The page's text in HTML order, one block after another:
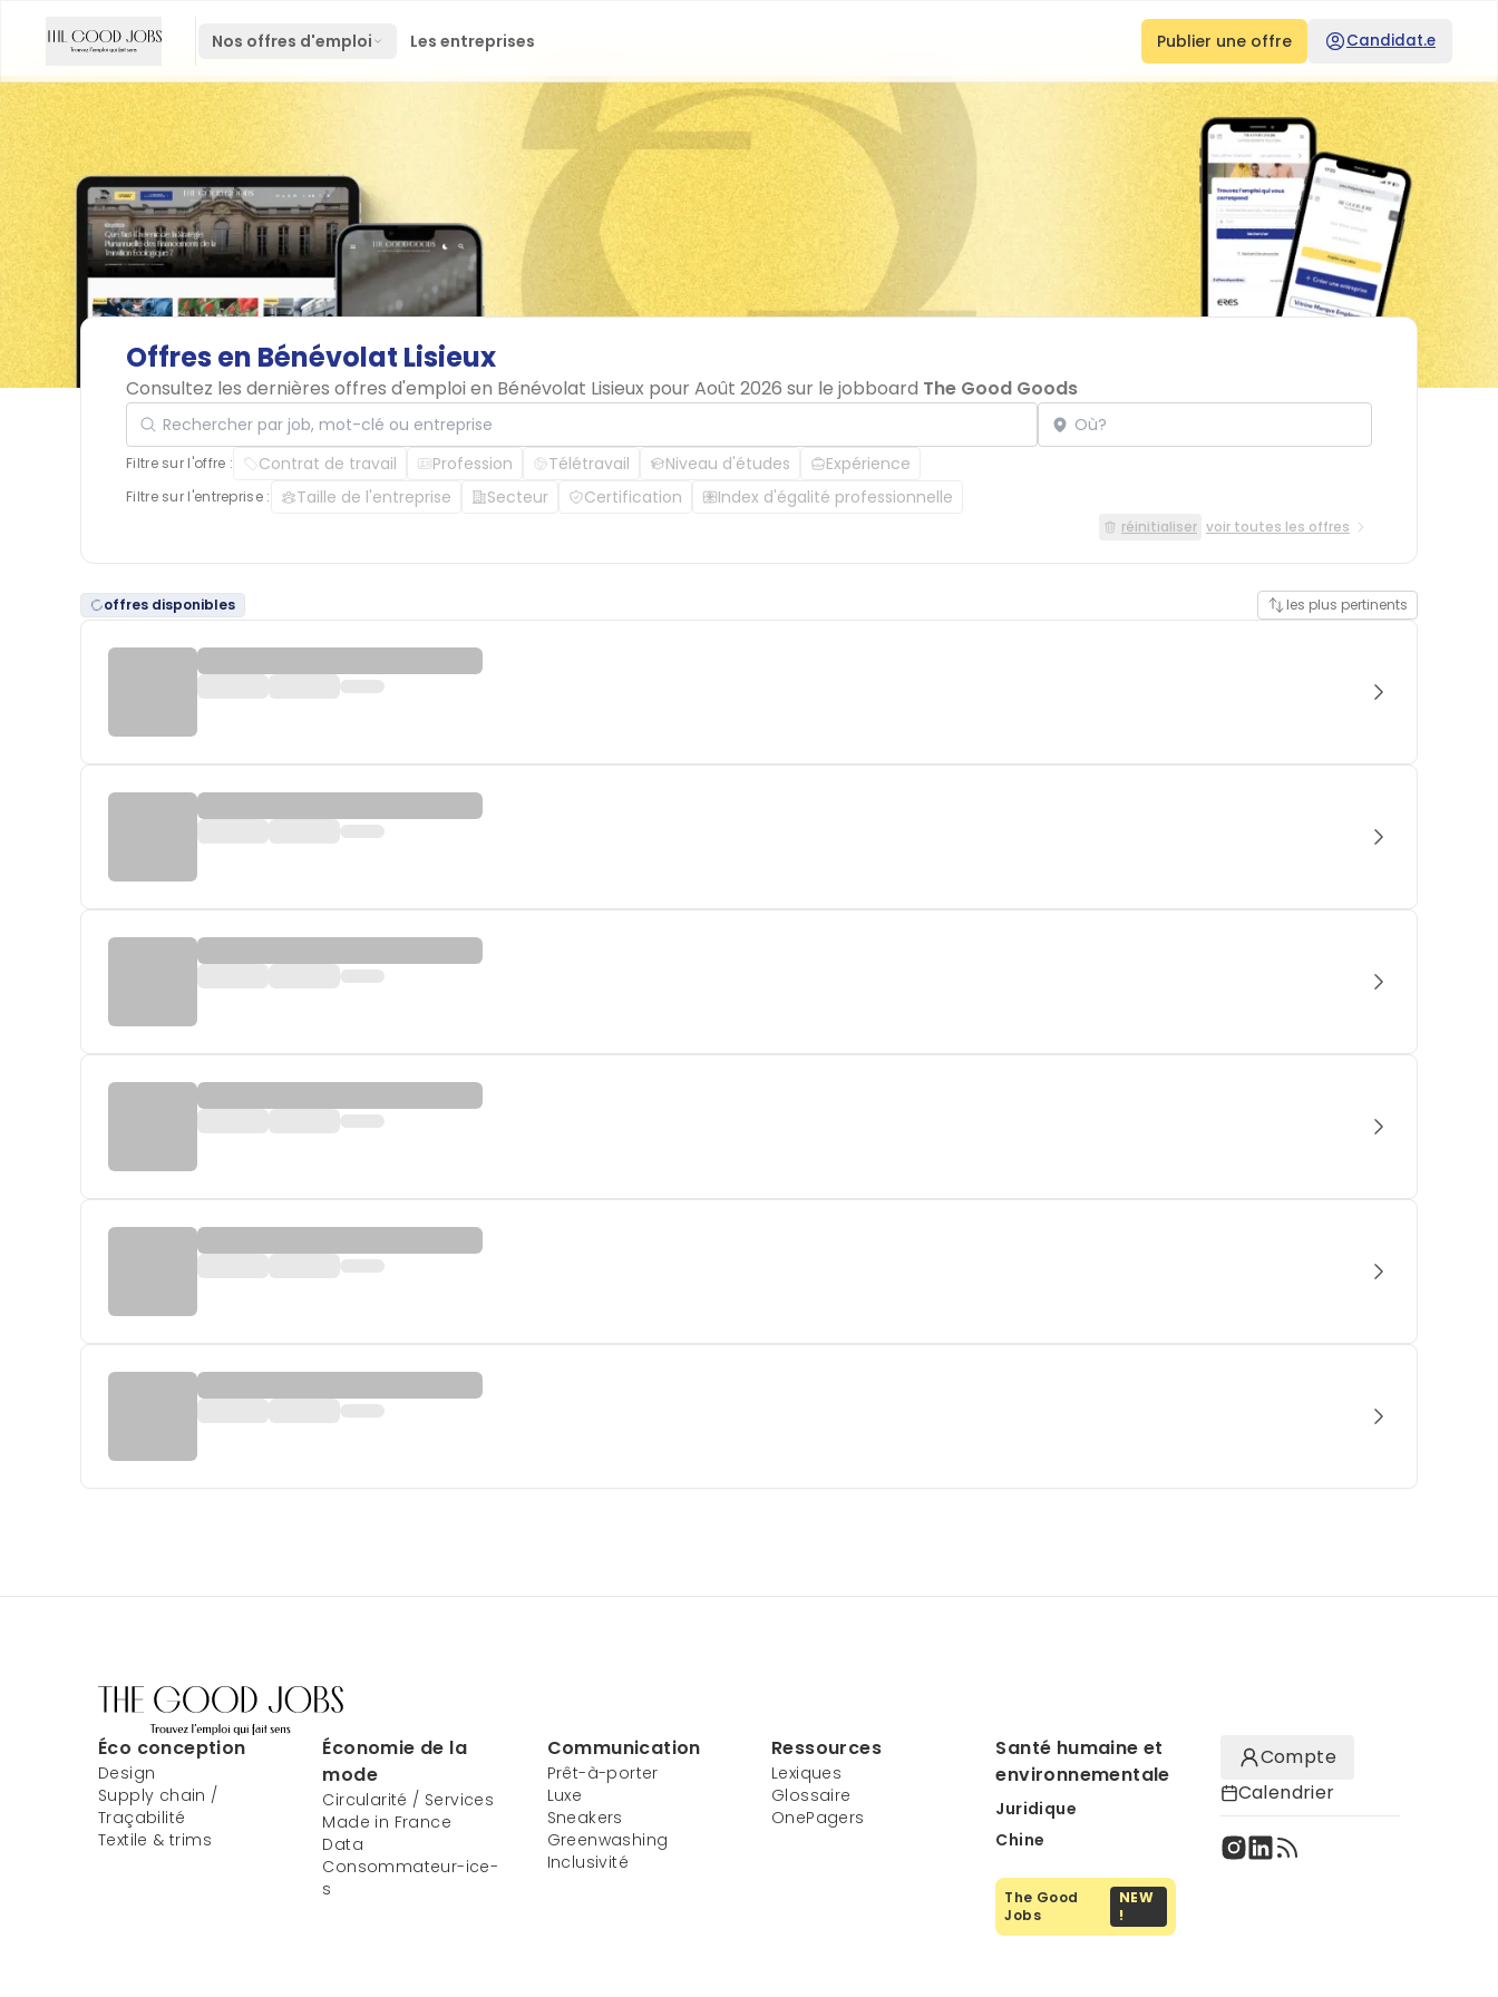
Nos offres d'emploi Les entreprises Publier une offre Candidat.e
Offres en Bénévolat Lisieux
Consultez les dernières offres d'emploi en Bénévolat Lisieux pour Août 2026 sur le jobboard The Good Goods
Rechercher par job, mot-clé ou entreprise Localisation
Filtre sur l'offre : Contrat de travail Profession Télétravail Niveau d'études Expérience
Filtre sur l'entreprise : Taille de l'entreprise Secteur Certification Index d'égalité professionnelle
réinitialiser voir toutes les offres
offres disponibles les plus pertinents
Éco conception
Design
Supply chain /
Traçabilité
Textile & trims
Économie de la
mode
Circularité / Services
Made in France
Data
Consommateur-ice-
s
Communication
Prêt-à-porter
Luxe
Sneakers
Greenwashing
Inclusivité
Ressources
Lexiques
Glossaire
OnePagers
Santé humaine et
environnementale
Juridique
Chine
The Good
Jobs
NEW
!
Compte
Calendrier